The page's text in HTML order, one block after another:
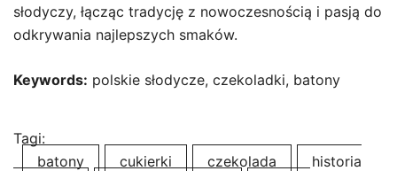
słodyczy, łącząc tradycję z nowoczesnością i pasją do
odkrywania najlepszych smaków.
Keywords: polskie słodycze, czekoladki, batony
Tagi:
batony
cukierki czekolada
historia